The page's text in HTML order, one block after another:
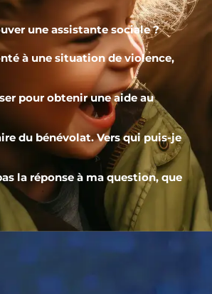
une assistante sociale ?
à une situation de violence,
pour obtenir une aide au
du bénévolat. Vers qui puis-je
la réponse à ma question, que